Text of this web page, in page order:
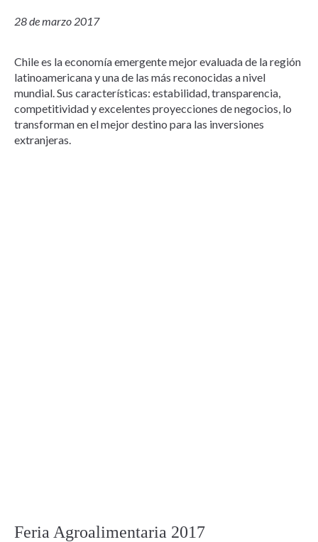
28 de marzo 2017
Chile es la economía emergente mejor evaluada de la región
latinoamericana y una de las más reconocidas a nivel
mundial. Sus características: estabilidad, transparencia,
competitividad y excelentes proyecciones de negocios, lo
transforman en el mejor destino para las inversiones
extranjeras.
Feria Agroalimentaria 2017